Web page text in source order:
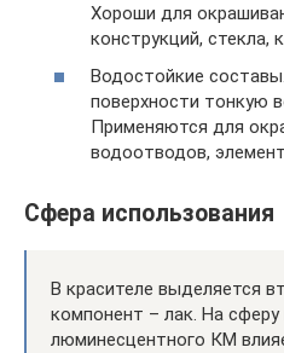
Хороши для
конструкций, стекла,
Водостойкие
поверхности тонкую
Применяются для
водоотводов,
Сфера использования
В красителе выделяется
компонент – лак. На сферу
люминесцентного КМ